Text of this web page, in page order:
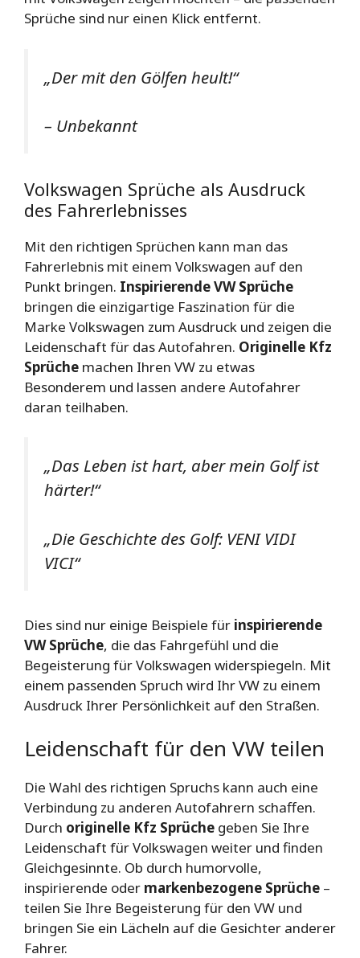
Sprüche sind nur einen Klick entfernt.
„Der mit den Gölfen heult!“
– Unbekannt
Volkswagen Sprüche als Ausdruck
des Fahrerlebnisses
Mit den richtigen Sprüchen kann man das
Fahrerlebnis mit einem Volkswagen auf den
Punkt bringen. Inspirierende VW Sprüche
bringen die einzigartige Faszination für die
Marke Volkswagen zum Ausdruck und zeigen die
Leidenschaft für das Autofahren. Originelle Kfz
Sprüche machen Ihren VW zu etwas
Besonderem und lassen andere Autofahrer
daran teilhaben.
„Das Leben ist hart, aber mein Golf ist
härter!“
„Die Geschichte des Golf: VENI VIDI
VICI“
Dies sind nur einige Beispiele für inspirierende
VW Sprüche, die das Fahrgefühl und die
Begeisterung für Volkswagen widerspiegeln. Mit
einem passenden Spruch wird Ihr VW zu einem
Ausdruck Ihrer Persönlichkeit auf den Straßen.
Leidenschaft für den VW teilen
Die Wahl des richtigen Spruchs kann auch eine
Verbindung zu anderen Autofahrern schaffen.
Durch originelle Kfz Sprüche geben Sie Ihre
Leidenschaft für Volkswagen weiter und finden
Gleichgesinnte. Ob durch humorvolle,
inspirierende oder markenbezogene Sprüche –
teilen Sie Ihre Begeisterung für den VW und
bringen Sie ein Lächeln auf die Gesichter anderer
Fahrer.